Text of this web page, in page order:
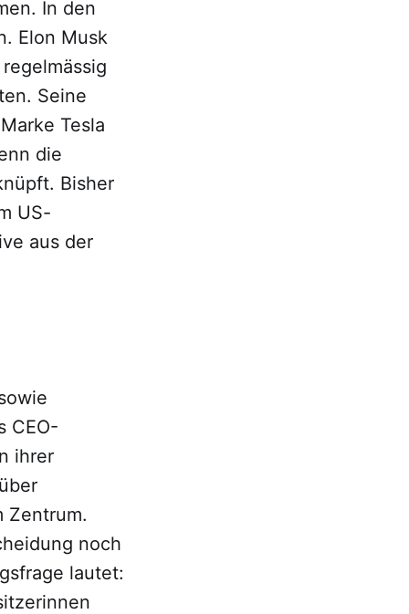
In den
Elon Musk
Seine
Tesla
die
Bisher
US-
aus der
CEO-
ihrer
Zentrum.
noch
lautet: